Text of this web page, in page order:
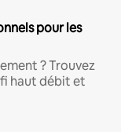
pour les
? Trouvez
haut débit et